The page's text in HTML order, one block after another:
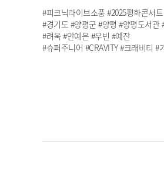
#피크닉라이브소풍 #2025평화콘서트
#경기도 #양평군 #양평 #양평도서관
#려욱 #안예은 #우빈 #예잔
#슈퍼주니어 #CRAVITY #크래비티